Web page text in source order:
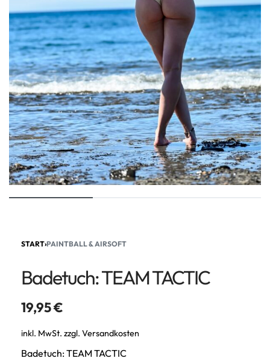
START›PAINTBALL & AIRSOFT
Badetuch: TEAM TACTIC
19,95€
inkl. MwSt. zzgl. Versandkosten
Badetuch: TEAM TACTIC